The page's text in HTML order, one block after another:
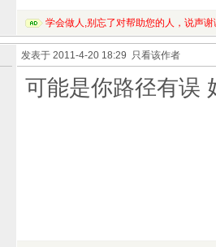
学会做人,别忘了对帮助您的人，说声谢
发表于 2011-4-20 18:29 只看该作者
可能是你路径有误